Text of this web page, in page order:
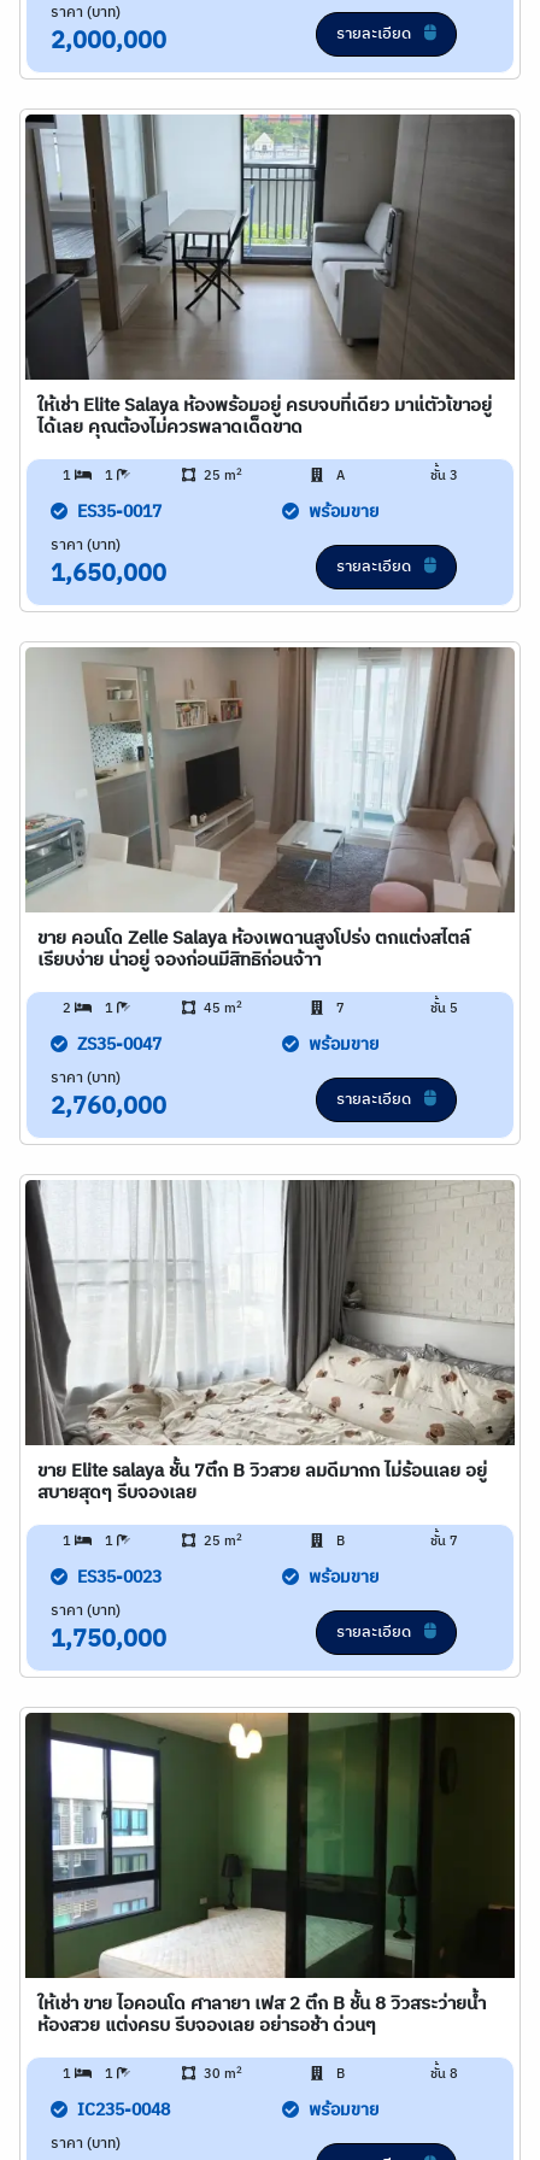
ราคา (บาท)
2,000,000 รายละเอียด
ให้เช่า Elite Salaya ห้องพร้อมอยู่ ครบจบที่เดียว มาแ่ตัวเ้ขาอยู่
ได้เลย คุณต้องไม่ควรพลาดเด็ดขาด
1 1 25 m2 A ชั้น 3
ES35-0017 พร้อมขาย
ราคา (บาท)
1,650,000 รายละเอียด
ขาย คอนโด Zelle Salaya ห้องเพดานสูงโปร่ง ตกแต่งสไตล์
เรียบง่าย น่าอยู่ จองก่อนมีสิทธิก่อนจ้าา
2 1 45 m2 7 ชั้น 5
ZS35-0047 พร้อมขาย
ราคา (บาท)
2,760,000 รายละเอียด
ขาย Elite salaya ชั้น 7ตึก B วิวสวย ลมดีมากก ไม่ร้อนเลย อยู่
สบายสุดๆ รีบจองเลย
1 1 25 m2 B ชั้น 7
ES35-0023 พร้อมขาย
ราคา (บาท)
1,750,000 รายละเอียด
ให้เช่า ขาย ไอคอนโด ศาลายา เฟส 2 ตึก B ชั้น 8 วิวสระว่ายน้ำ
ห้องสวย แต่งครบ รีบจองเลย อย่ารอช้า ด่วนๆ
1 1 30 m2 B ชั้น 8
IC235-0048 พร้อมขาย
ราคา (บาท)